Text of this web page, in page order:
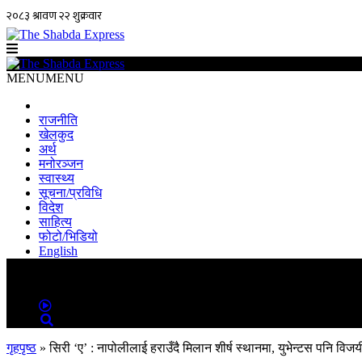
MENUMENU
राजनीति
खेलकुद
अर्थ
मनोरञ्जन
स्वास्थ्य
सूचना/प्रविधि
विदेश
साहित्य
फोटो/भिडियो
English
गृहपृष्ठ »सिरी ‘ए’ : नापोलीलाई हराउँदै मिलान शीर्ष स्थानमा, युभेन्टस पनि